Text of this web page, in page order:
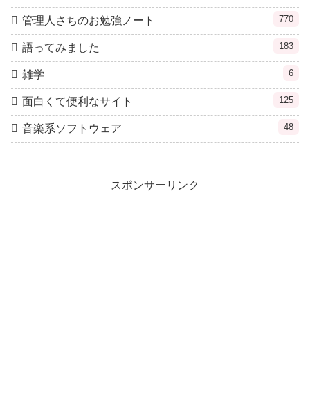
管理人さちのお勉強ノート 770
語ってみました 183
雑学 6
面白くて便利なサイト 125
音楽系ソフトウェア 48
スポンサーリンク